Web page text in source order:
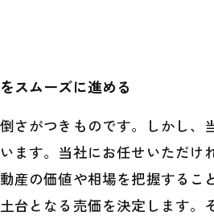
スムーズに進める
さがつきものです。しかし
す。当社にお任せいただけ
産の価値や相場を把握する
台となる売価を決定します